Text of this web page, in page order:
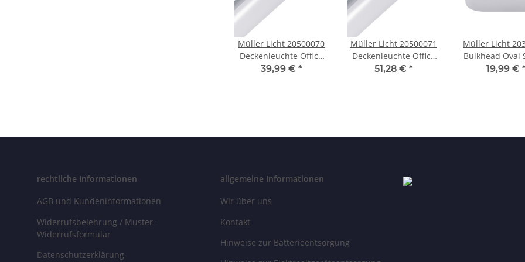
Müller Licht 20500070
Deckenleuchte Office
DIM Flat 120 LED 47W
39,99 € *
Müller Licht 20500071
Deckenleuchte Office
DIM Flat 150 LED 45W
51,28 € *
Müller Licht
Bulkhead Oval
LED19,99 €
rechtliche Informationen
AGB und Kundeninformationen
Widerrufsbelehrung / Muster-
Widerrufsformular
Datenschutzerklärung
allgemeine Informationen
Wir über uns
Kontakt
Hinweise zur Batterieentsorgung